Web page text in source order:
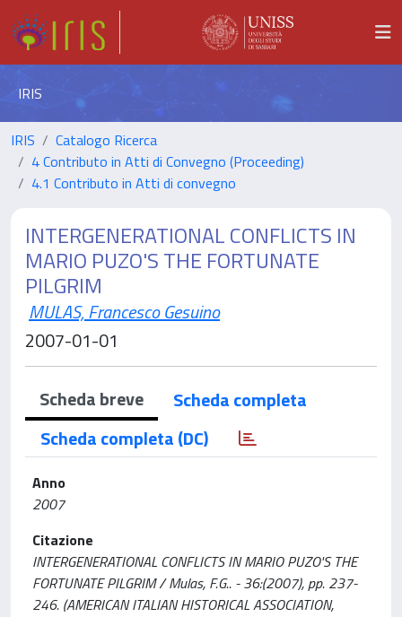
IRIS
IRIS
Catalogo Ricerca
4 Contributo in Atti di Convegno (Proceeding)
4.1 Contributo in Atti di convegno
INTERGENERATIONAL CONFLICTS IN
MARIO PUZO'S THE FORTUNATE
PILGRIM
MULAS, Francesco Gesuino
2007-01-01
Scheda breve
Scheda completa
Scheda completa (DC)
Anno
2007
Citazione
INTERGENERATIONAL CONFLICTS IN MARIO PUZO'S THE
FORTUNATE PILGRIM / Mulas, F.G.. - 36:(2007), pp. 237-
246. (AMERICAN ITALIAN HISTORICAL ASSOCIATION,